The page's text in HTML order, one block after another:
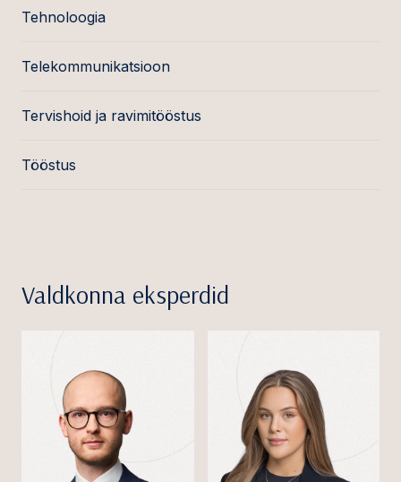
Tehnoloogia
Telekommunikatsioon
Tervishoid ja ravimitööstus
Tööstus
Valdkonna eksperdid